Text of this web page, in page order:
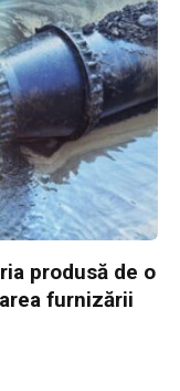
produsă de o
furnizării